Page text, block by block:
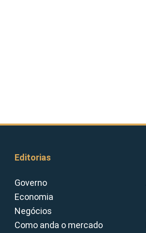
Editorias
Governo
Economia
Negócios
Como anda o mercado